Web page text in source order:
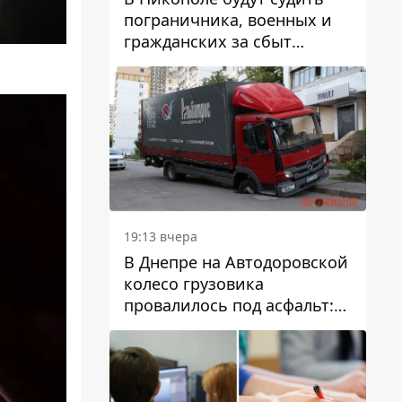
пограничника, военных и
гражданских за сбыт
психотропов
19:13 вчера
В Днепре на Автодоровской
колесо грузовика
провалилось под асфальт:
движение заблокировано